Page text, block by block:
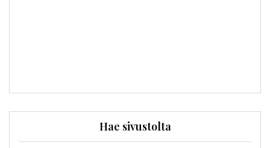
Hae sivustolta